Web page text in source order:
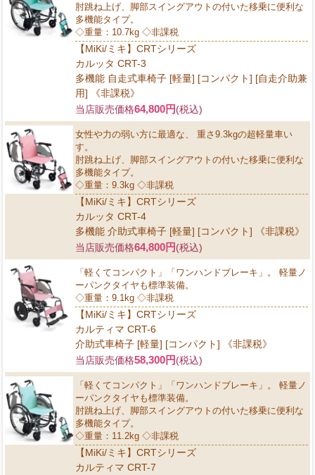
肘跳ね上げ、脚部スイングアウトの付いた移乗に便利な
多機能タイプ。
◇重量：10.7kg ◇非課税
【MiKi/ミキ】CRTシリーズ
カルッタ CRT-3
多機能 自走式車椅子 [軽量] [コンパクト] [自走介助兼
用] 《非課税》
当店販売価格64,800円(税込)
女性や力の弱い方に最適な、 重さ9.3kgの超軽量車い
す。
肘跳ね上げ、脚部スイングアウトの付いた移乗に便利な
多機能タイプ。
◇重量：9.3kg ◇非課税
【MiKi/ミキ】CRTシリーズ
カルッタ CRT-4
多機能 介助式車椅子 [軽量] [コンパクト] 《非課税》
当店販売価格64,800円(税込)
「軽くてコンパクト」「ワンハンドブレーキ」。 軽量ノ
ーパンクタイヤも標準装備。
◇重量：9.1kg ◇非課税
【MiKi/ミキ】CRTシリーズ
カルティマ CRT-6
介助式車椅子 [軽量] [コンパクト] 《非課税》
当店販売価格58,300円(税込)
「軽くてコンパクト」「ワンハンドブレーキ」。 軽量ノ
ーパンクタイヤも標準装備。
肘跳ね上げ、脚部スイングアウトの付いた移乗に便利な
多機能タイプ。
◇重量：11.2kg ◇非課税
【MiKi/ミキ】CRTシリーズ
カルティマ CRT-7